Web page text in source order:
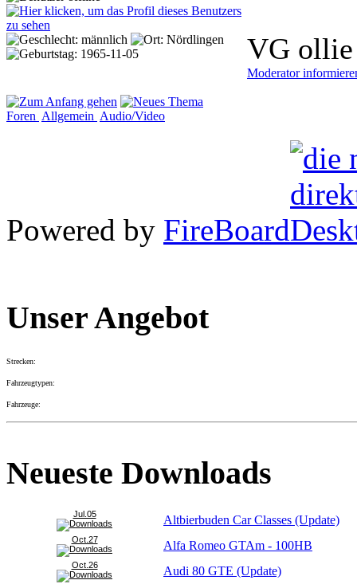
VG ollie
Moderator
Foren Allgemein Audio/Video
Powered by FireBoard
Unser Angebot
Strecken:
Fahrzeugtypen:
Fahrzeuge:
Neueste Downloads
Jul.05 Altbierbuden Car Classes (Update)
Oct.27 Alfa Romeo GTAm - 100HB
Oct.26 Audi 80 GTE (Update)